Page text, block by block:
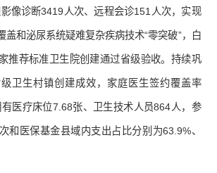
像诊断3419人次、远程会诊151人次，实现
盖和泌尿系统疑难复杂疾病技术“零突破”，白
推荐标准卫生院创建通过省级验收。持续巩
卫生村镇创建成效，家庭医生签约覆盖率
医疗床位7.68张、卫生技术人员864人，参
和医保基金县域内支出占比分别为63.9%、